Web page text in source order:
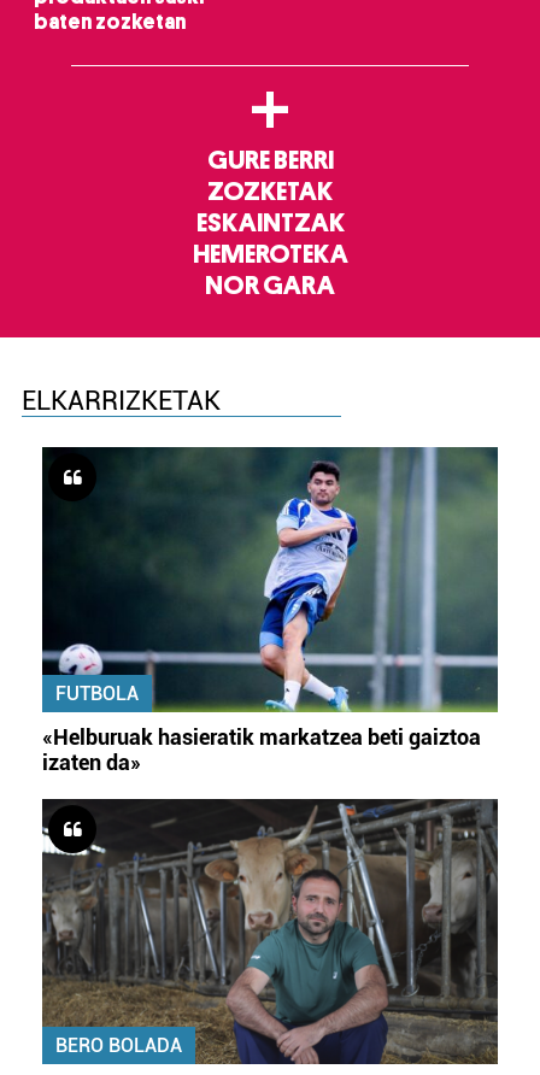
baten zozketan
+
GURE BERRI
ZOZKETAK
ESKAINTZAK
HEMEROTEKA
NOR GARA
ELKARRIZKETAK
FUTBOLA
«Helburuak hasieratik markatzea beti gaiztoa
izaten da»
BERO BOLADA